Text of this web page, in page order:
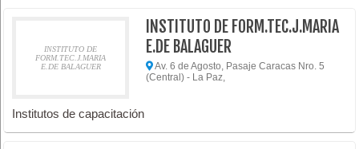
INSTITUTO DE
FORM.TEC.J.MARIA
E.DE BALAGUER
INSTITUTO DE FORM.TEC.J.MARIA
E.DE BALAGUER
Av. 6 de Agosto, Pasaje Caracas Nro. 5
(Central) - La Paz,
Institutos de capacitación